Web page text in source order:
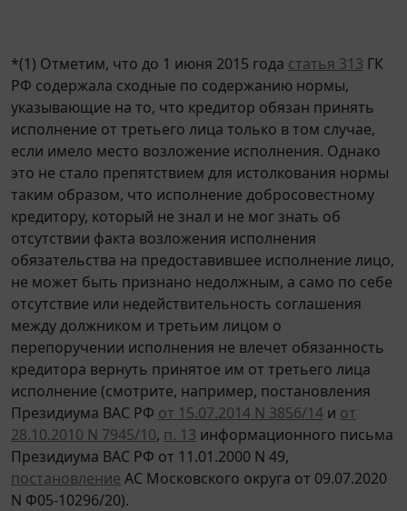
*(1) Отметим, что до 1 июня 2015 года статья 313 ГК
РФ содержала сходные по содержанию нормы,
указывающие на то, что кредитор обязан принять
исполнение от третьего лица только в том случае,
если имело место возложение исполнения. Однако
это не стало препятствием для истолкования нормы
таким образом, что исполнение добросовестному
кредитору, который не знал и не мог знать об
отсутствии факта возложения исполнения
обязательства на предоставившее исполнение лицо,
не может быть признано недолжным, а само по себе
отсутствие или недействительность соглашения
между должником и третьим лицом о
перепоручении исполнения не влечет обязанность
кредитора вернуть принятое им от третьего лица
исполнение (смотрите, например, постановления
Президиума ВАС РФ от 15.07.2014 N 3856/14 и от
28.10.2010 N 7945/10, п. 13 информационного письма
Президиума ВАС РФ от 11.01.2000 N 49,
постановление АС Московского округа от 09.07.2020
N Ф05-10296/20).